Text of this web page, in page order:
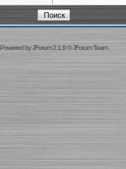
Powered byJForum 2.1.9©JForum Team